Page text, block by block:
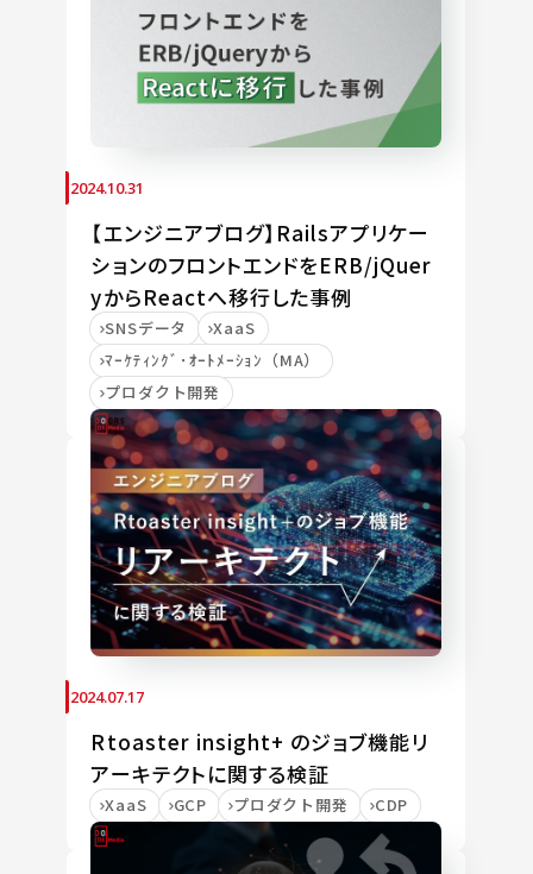
2024.10.31
【エンジニアブログ】Railsアプリケー
ションのフロントエンドをERB/jQuer
yからReactへ移行した事例
SNSデータ
XaaS
ﾏｰｹﾃｨﾝｸﾞ･ｵｰﾄﾒｰｼｮﾝ（MA）
プロダクト開発
2024.07.17
Rtoaster insight+ のジョブ機能リ
アーキテクトに関する検証
XaaS GCP プロダクト開発 CDP